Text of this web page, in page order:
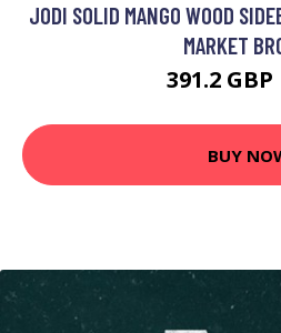
JODI SOLID MANGO WOOD
MARKET
391.2 GBP
BUY